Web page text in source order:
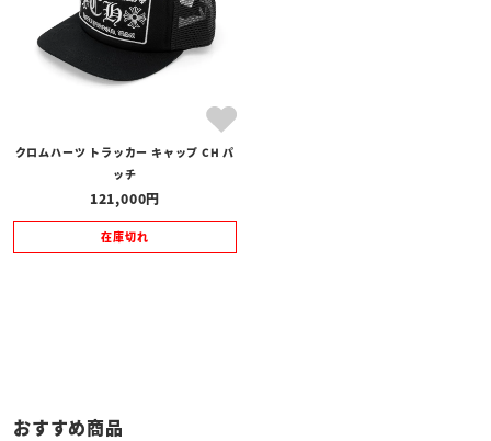
クロムハーツ トラッカー キャップ CH パ
ッチ
121,000
在庫切れ
おすすめ商品